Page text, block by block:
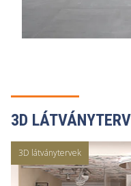
3D
3D látványtervek